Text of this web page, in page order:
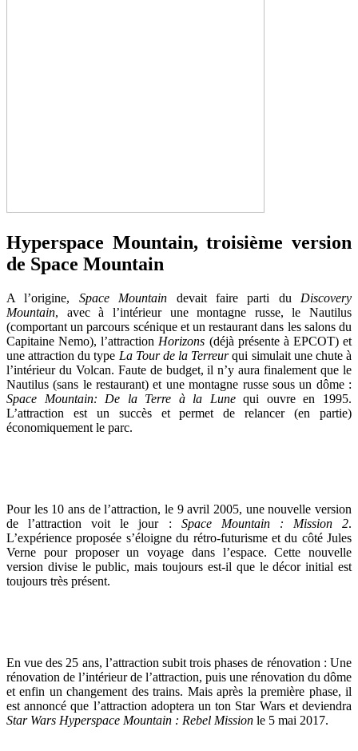
Hyperspace Mountain, troisième version
de Space Mountain
A l’origine, Space Mountain devait faire parti du Discovery
Mountain, avec à l’intérieur une montagne russe, le Nautilus
(comportant un parcours scénique et un restaurant dans les salons du
Capitaine Nemo), l’attraction Horizons (déjà présente à EPCOT) et
une attraction du type La Tour de la Terreurqui simulait une chute à
l’intérieur du Volcan. Faute de budget, il n’y aura finalement que le
Nautilus (sans le restaurant) et une montagne russe sous un dôme :
Space Mountain: De la Terre à la Lunequi ouvre en 1995.
L’attraction est un succès et permet de relancer (en partie)
économiquement le parc.
Pour les 10 ans de l’attraction, le 9 avril 2005, une nouvelle version
de l’attraction voit le jour : Space Mountain : Mission 2.
L’expérience proposée s’éloigne du rétro-futurisme et du côté Jules
Verne pour proposer un voyage dans l’espace. Cette nouvelle
version divise le public, mais toujours est-il que le décor initial est
toujours très présent.
En vue des 25 ans, l’attraction subit trois phases de rénovation : Une
rénovation de l’intérieur de l’attraction, puis une rénovation du dôme
et enfin un changement des trains. Mais après la première phase, il
est annoncé que l’attraction adoptera un ton Star Wars et deviendra
Star Wars Hyperspace Mountain : Rebel Mission le 5 mai 2017.